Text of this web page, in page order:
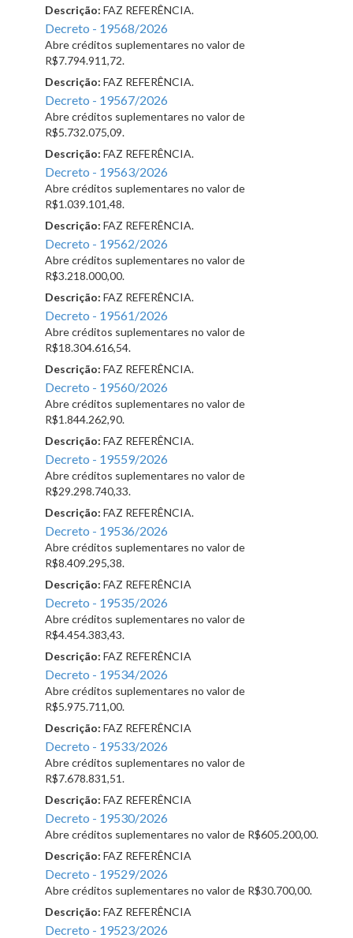
Descrição: FAZ REFERÊNCIA.
Decreto - 19568/2026
Abre créditos suplementares no valor de
R$7.794.911,72.
Descrição: FAZ REFERÊNCIA.
Decreto - 19567/2026
Abre créditos suplementares no valor de
R$5.732.075,09.
Descrição: FAZ REFERÊNCIA.
Decreto - 19563/2026
Abre créditos suplementares no valor de
R$1.039.101,48.
Descrição: FAZ REFERÊNCIA.
Decreto - 19562/2026
Abre créditos suplementares no valor de
R$3.218.000,00.
Descrição: FAZ REFERÊNCIA.
Decreto - 19561/2026
Abre créditos suplementares no valor de
R$18.304.616,54.
Descrição: FAZ REFERÊNCIA.
Decreto - 19560/2026
Abre créditos suplementares no valor de
R$1.844.262,90.
Descrição: FAZ REFERÊNCIA.
Decreto - 19559/2026
Abre créditos suplementares no valor de
R$29.298.740,33.
Descrição: FAZ REFERÊNCIA.
Decreto - 19536/2026
Abre créditos suplementares no valor de
R$8.409.295,38.
Descrição: FAZ REFERÊNCIA
Decreto - 19535/2026
Abre créditos suplementares no valor de
R$4.454.383,43.
Descrição: FAZ REFERÊNCIA
Decreto - 19534/2026
Abre créditos suplementares no valor de
R$5.975.711,00.
Descrição: FAZ REFERÊNCIA
Decreto - 19533/2026
Abre créditos suplementares no valor de
R$7.678.831,51.
Descrição: FAZ REFERÊNCIA
Decreto - 19530/2026
Abre créditos suplementares no valor de R$605.200,00.
Descrição: FAZ REFERÊNCIA
Decreto - 19529/2026
Abre créditos suplementares no valor de R$30.700,00.
Descrição: FAZ REFERÊNCIA
Decreto - 19523/2026